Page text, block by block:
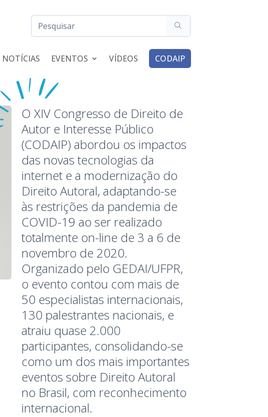
NOTÍCIAS EVENTOS VÍDEOS CODAIP
O XIV Congresso de Direito de
Autor e Interesse Público
(CODAIP) abordou os impactos
das novas tecnologias da
internet e a modernização do
Direito Autoral, adaptando-se
às restrições da pandemia de
COVID-19 ao ser realizado
totalmente on-line de 3 a 6 de
novembro de 2020.
Organizado pelo GEDAI/UFPR,
o evento contou com mais de
50 especialistas internacionais,
130 palestrantes nacionais, e
atraiu quase 2.000
participantes, consolidando-se
como um dos mais importantes
eventos sobre Direito Autoral
no Brasil, com reconhecimento
internacional.